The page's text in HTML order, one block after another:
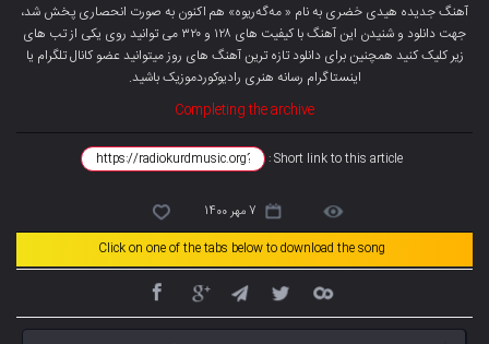
آهنگ جدیده هیدی خضری به نام « مەگەریوە» هم اکنون به صورت انحصاری پخش شد،
جهت دانلود و شنیدن این آهنگ با کیفیت های ۱۲۸ و ۳۲۰ می توانید روی یکی از تب های
زیر کلیک کنید همچنین برای دانلود تازه ترین آهنگ های روز میتوانیدعضو کانال تلگرام یا
اینستاگرام رسانه هنری رادیوکوردموزیک باشید.
Completing the archive
Short link to this article :
7 مهر 1400
Click on one of the tabs below to download the song